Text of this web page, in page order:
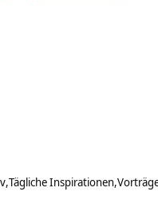
Tägliche Inspirationen